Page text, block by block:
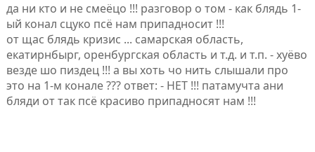
да ни кто и не смеёцо !!! разговор о том - как блядь 1-
ый конал сцуко псё нам припадносит !!!
от щас блядь кризис ... самарская область,
екатирнбырг, оренбургская область и т.д. и т.п. - хуёво
везде шо пиздец !!! а вы хоть чо нить слышали про
это на 1-м конале ??? ответ: - НЕТ !!! патамучта ани
бляди от так псё красиво припадносят нам !!!